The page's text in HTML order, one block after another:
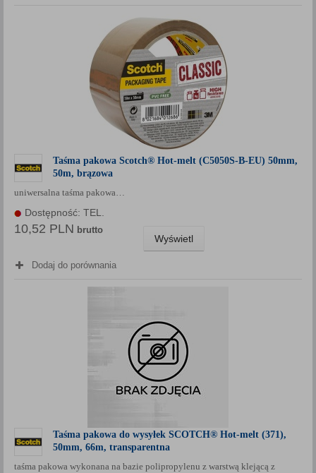
Taśma pakowa Scotch® Hot-melt (C5050S-B-EU) 50mm,
50m, brązowa
uniwersalna taśma pakowa…
Dostępność: TEL.
10,52 PLN brutto
Wyświetl
Dodaj do porównania
Taśma pakowa do wysyłek SCOTCH® Hot-melt (371),
50mm, 66m, transparentna
taśma pakowa wykonana na bazie polipropylenu z warstwą klejącą z